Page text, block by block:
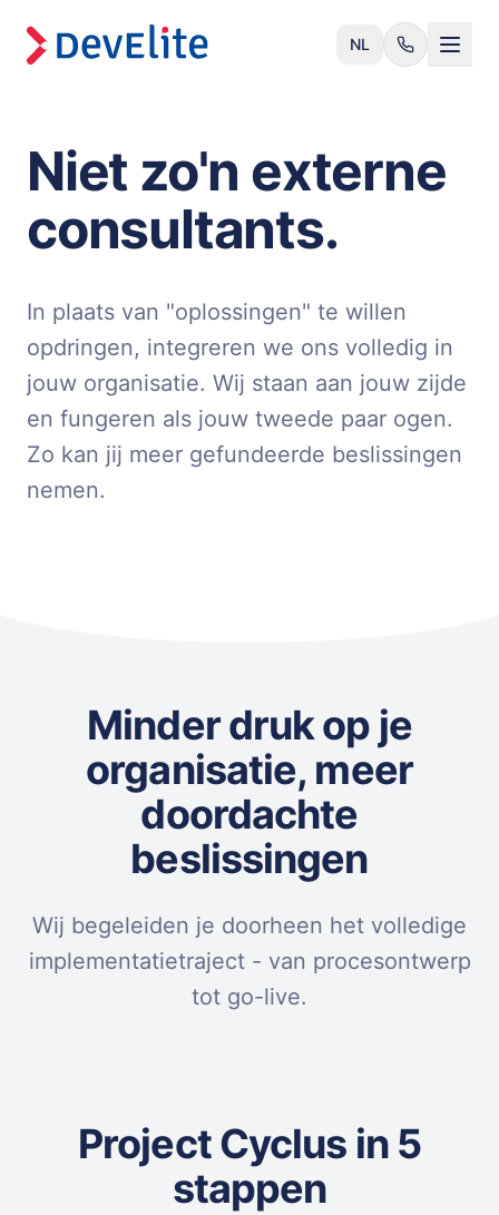
NL
Niet zo'n externe
consultants.
In plaats van "oplossingen" te willen
opdringen, integreren we ons volledig in
jouw organisatie. Wij staan aan jouw zijde
en fungeren als jouw tweede paar ogen.
Zo kan jij meer gefundeerde beslissingen
nemen.
Minder druk op je
organisatie, meer
doordachte
beslissingen
Wij begeleiden je doorheen het volledige
implementatietraject - van procesontwerp
tot go-live.
Project Cyclus in 5
stappen